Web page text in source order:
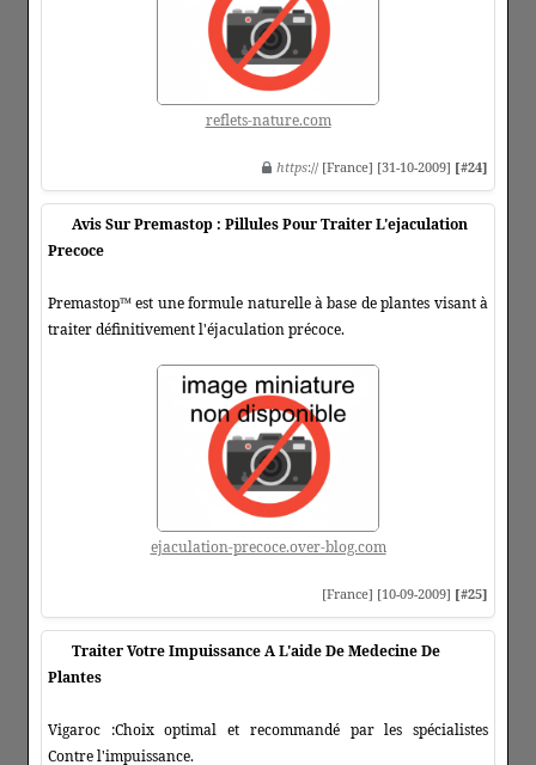
reflets-nature.com
https:// [France] [31-10-2009] [#24]
Avis Sur Premastop : Pillules Pour Traiter L'ejaculation
Precoce
Premastop™ est une formule naturelle à base de plantes visant à
traiter définitivement l'éjaculation précoce.
ejaculation-precoce.over-blog.com
[France] [10-09-2009] [#25]
Traiter Votre Impuissance A L'aide De Medecine De
Plantes
Vigaroc :Choix optimal et recommandé par les spécialistes
Contre l'impuissance.